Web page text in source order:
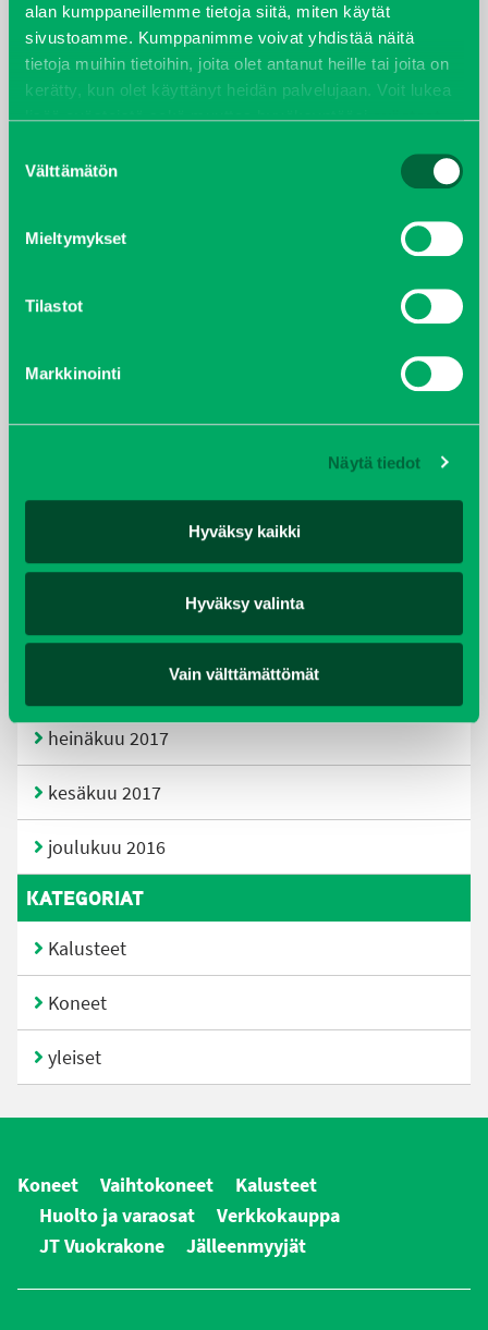
alan kumppaneillemme tietoja siitä, miten käytät
sivustoamme. Kumppanimme voivat yhdistää näitä
tietoja muihin tietoihin, joita olet antanut heille tai joita on
kerätty, kun olet käyttänyt heidän palvelujaan. Voit lukea
lisää evästeistä sekä muuttaa hyväksyntääsievästeet
valinta
Välttämätön
Mieltymykset
Tilastot
Markkinointi
Näytä tiedot
Hyväksy kaikki
Hyväksy valinta
Vain välttämättömät
huhtikuu 2022
helmikuu 2022
kesäkuu 2021
tammikuu 2021
elokuu 2018
tammikuu 2018
heinäkuu 2017
kesäkuu 2017
joulukuu 2016
KATEGORIAT
Kalusteet
Koneet
yleiset
Koneet Vaihtokoneet
Kalusteet
Huolto ja varaosat
Verkkokauppa
JT Vuokrakone
Jälleenmyyjät